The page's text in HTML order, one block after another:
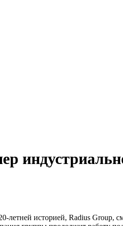
летней историей, Radius